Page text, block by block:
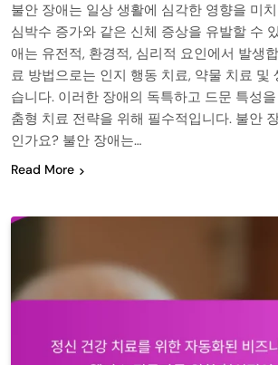
불안 장애는 일상 생활에 심각한 영향을 미
심박수 증가와 같은 신체 증상을 유발할 수
애는 유전적, 환경적, 심리적 요인에서 발생
료 방법으로는 인지 행동 치료, 약물 치료 및
습니다. 이러한 장애의 독특하고 드문 특성
춤형 치료 전략을 위해 필수적입니다. 불안
인가요? 불안 장애는…
Read More